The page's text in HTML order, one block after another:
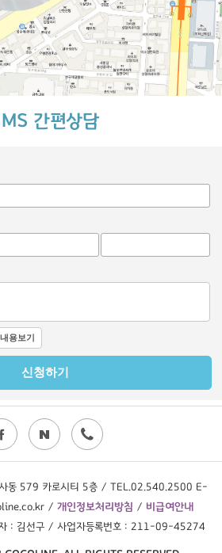
간편상담
사동 579 카로시티 5층 / TEL.02.540.2500 E-
/ 개인정보처리방침 / 비급여안내
: 김선구 / 사업자등록번호 : 211-09-45274